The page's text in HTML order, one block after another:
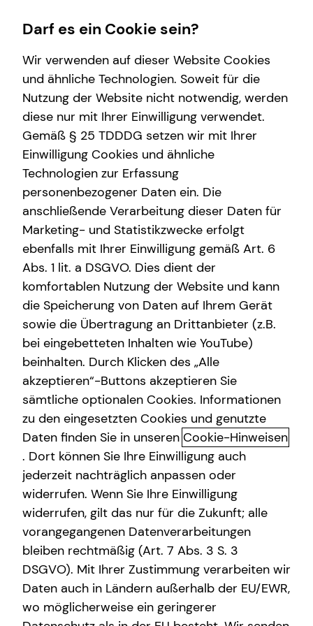
Wissenswertes
Über tecis
teamzukunft
Interview
Über mich
Podcast
Finanzberatung
Videoberatung
Spezialisten-Netzwerk
Private Krankenvorsorge
Immobilienfinanzierung
Betriebliche Altersvorsorge
Investment
Kapitalanlage Immobilien
Altersvorsorge
Gewerbliche Versicherungen
Arbeitskraftabsicherung
Kindervorsorge
Sach- und Vermögenssicherung
Karriere-Infos
Karrierechancen
Initiativbewerbung
Service
Kundenportal
Schadenabwicklung
Das tecis Spezialisten-Netzwerk:
in jeder Phase für dich da!
Ganzheitlich beraten“ bedeutet für mich die 100%ige
Ausrichtung auf deine individuellen Wünsche und
Bedürfnisse. Gemeinsam beleuchten wir alle Aspekte für
deine Finanzplanung und entwickeln ein
maßgeschneidertes und ganzheitliches Konzept, das wir
immer wieder neu an deine veränderte Lebenssituation
anpassen können – dein Leben lang und bundesweit.
Um dir passende Produkte anbieten zu können, arbeitet
tecis mit einer Vielzahl renommierter
Produktpartnerinnen und -partner zusammen. Bei der
Darf es ein Cookie sein?
Wir verwenden auf dieser Website Cookies
und ähnliche Technologien. Soweit für die
Nutzung der Website nicht notwendig, werden
diese nur mit Ihrer Einwilligung verwendet.
Gemäß § 25 TDDDG setzen wir mit Ihrer
Einwilligung Cookies und ähnliche
Technologien zur Erfassung
personenbezogener Daten ein. Die
anschließende Verarbeitung dieser Daten für
Marketing- und Statistikzwecke erfolgt
ebenfalls mit Ihrer Einwilligung gemäß Art. 6
Abs. 1 lit. a DSGVO. Dies dient der
komfortablen Nutzung der Website und kann
die Speicherung von Daten auf Ihrem Gerät
sowie die Übertragung an Drittanbieter (z.B.
bei eingebetteten Inhalten wie YouTube)
beinhalten. Durch Klicken des „Alle
akzeptieren“-Buttons akzeptieren Sie
sämtliche optionalen Cookies. Informationen
zu den eingesetzten Cookies und genutzte
Daten finden Sie in unseren Cookie-Hinweisen
. Dort können Sie Ihre Einwilligung auch
jederzeit nachträglich anpassen oder
widerrufen. Wenn Sie Ihre Einwilligung
widerrufen, gilt das nur für die Zukunft; alle
vorangegangenen Datenverarbeitungen
bleiben rechtmäßig (Art. 7 Abs. 3 S. 3
DSGVO). Mit Ihrer Zustimmung verarbeiten wir
Daten auch in Ländern außerhalb der EU/EWR,
wo möglicherweise ein geringerer